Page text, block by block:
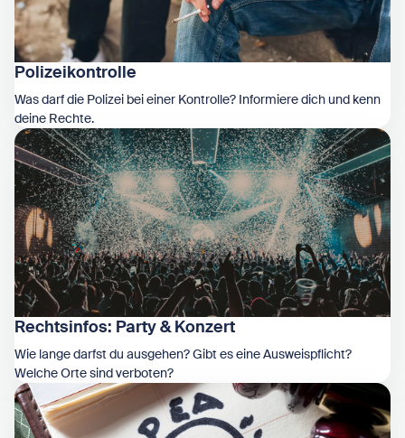
Polizeikontrolle
Was darf die Polizei bei einer Kontrolle? Informiere dich und kenn
deine Rechte.
Zeige Polizeikontrolle
Rechtsinfos: Party & Konzert
Wie lange darfst du ausgehen? Gibt es eine Ausweispflicht?
Welche Orte sind verboten?
Zeige Rechtsinfos: Party & Konzert